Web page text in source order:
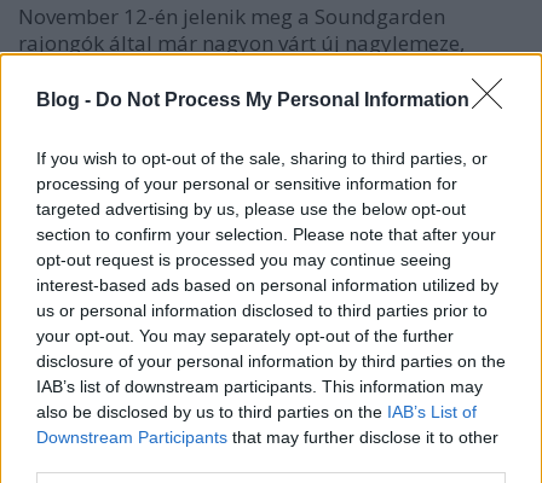
Blog - Do Not Process My Personal Information
If you wish to opt-out of the sale, sharing to third parties, or
processing of your personal or sensitive information for
targeted advertising by us, please use the below opt-out
section to confirm your selection. Please note that after your
opt-out request is processed you may continue seeing
interest-based ads based on personal information utilized by
us or personal information disclosed to third parties prior to
your opt-out. You may separately opt-out of the further
disclosure of your personal information by third parties on the
IAB’s list of downstream participants. This information may
also be disclosed by us to third parties on the IAB’s List of
Downstream Participants that may further disclose it to other
November 12-én jelenik meg a Soundgarden
rajongók által már nagyon várt új nagylemeze,
picit AC/DC-s, de elég jóBeen Away Too Longot
még az előzőnél is jobb, összetéveszthetetlenül
soundgardenesNon-State Actor, amit lentebb meg is
lehet hallgatni. Egyébként, ahogy mostanában
szokás, egy irtózatosan deluxe kiadása is lesz aKing
Animalnek. 99 dollárért olyanokat kap majd a
vásárló, mint vinylen a nagylemezt, cd-n a
nagylemezt bónuszdalokkal (csak demok, és nem
máshol nem hallható számok), egy koncertvideó
külön dvd-n, öt nagyméretű litográfia a tagokról és a
lemezborítóról, illetve aki már most megrendeli a
pakkot, az rögtön megkapja aBeen Away Too Long
illetve megjelenés napján a teljes lemezt is digitális
változatban.